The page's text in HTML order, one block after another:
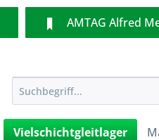
AMTAG Alfred
Vielschichtgleitlager